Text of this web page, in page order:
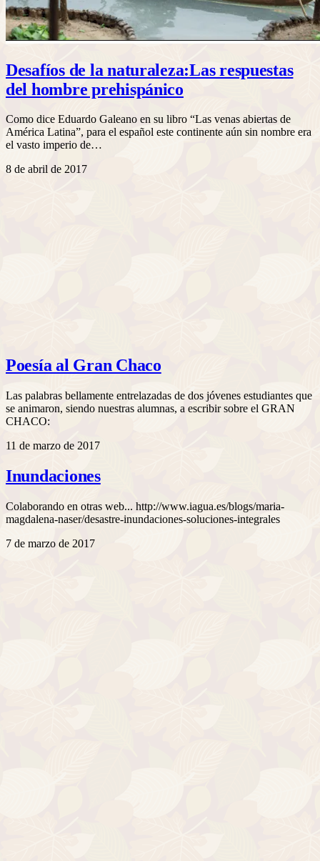
Desafíos de la naturaleza:Las respuestas
del hombre prehispánico
Como dice Eduardo Galeano en su libro “Las venas abiertas de
América Latina”, para el español este continente aún sin nombre era
el vasto imperio de…
8 de abril de 2017
Poesía al Gran Chaco
Las palabras bellamente entrelazadas de dos jóvenes estudiantes que
se animaron, siendo nuestras alumnas, a escribir sobre el GRAN
CHACO:
11 de marzo de 2017
Inundaciones
Colaborando en otras web... http://www.iagua.es/blogs/maria-
magdalena-naser/desastre-inundaciones-soluciones-integrales
7 de marzo de 2017